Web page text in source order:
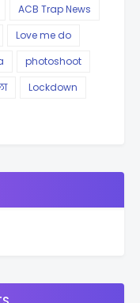
ACB Trap News
Love me do
photoshoot
Lockdown